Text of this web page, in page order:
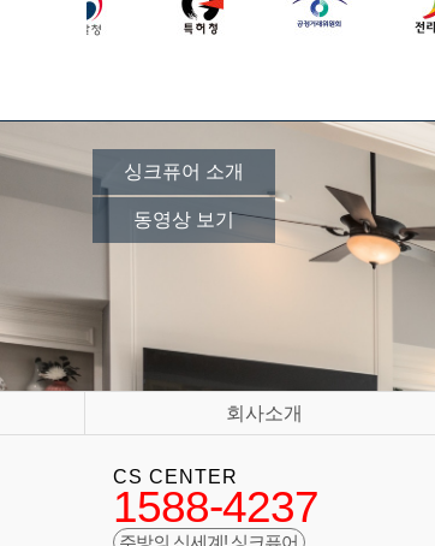
싱크퓨어 소개
동영상 보기
회사소개
CS CENTER
1588-4237
주방의 신세계! 싱크퓨어